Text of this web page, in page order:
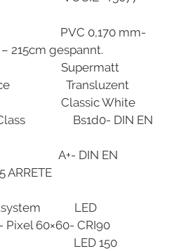
0,170 mm-
215cm gespannt.
Supermatt
Transluzent
Classic White
Class Bs1d0- DIN EN
A+- DIN EN
ARRETE
LED
Pixel 60×60- CRI90
LED 150